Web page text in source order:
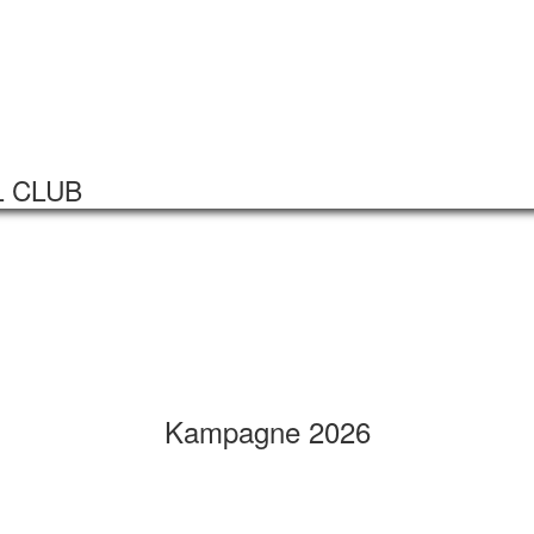
CLUB
Kampagne 2026